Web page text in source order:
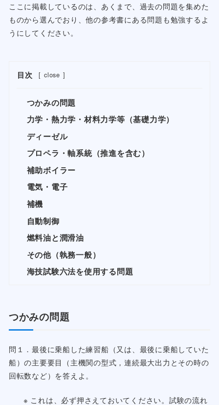
ここに掲載しているのは、あくまで、過去の問題を集めた
ものから選んでおり、他の参考書にある問題も勉強するよ
うにしてください。
目次 [ close ]
つかみの問題
力学・熱力学・材料力学等（基礎力学）
ディーゼル
プロペラ・軸系統（推進を含む）
補助ボイラー
電気・電子
補機
自動制御
燃料油と潤滑油
その他（執務一般）
海技試験六法を使用する問題
つかみの問題
問１．最後に乗船した練習船（又は、最後に乗船していた
船）の主要要目（主機関の型式，連続最大出力とその時の
回転数など）を答えよ。
※ これは、必ず押さえておいてください。試験の流れ